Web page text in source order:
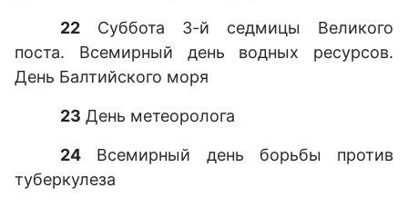
22 Суббота 3-й седмицы Великого
поста. Всемирный день водных ресурсов.
День Балтийского моря
23 День метеоролога
24 Всемирный день борьбы против
туберкулеза